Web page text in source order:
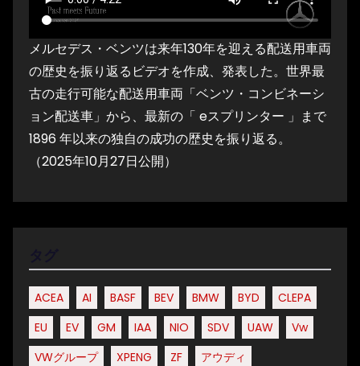
メルセデス・ベンツは来年130年を迎える配送用車両
の歴史を振り返るビデオを作成、発表した。世界最
古の走行可能な配送用車両「ベンツ・コンビネーシ
ョン配送車」から、最新の「 eスプリンター 」まで
1896 年以来の独自の成功の歴史を振り返る。
（2025年10月27日公開）
ACEA AI BASF BEV BMW BYD
CLEPA
EU
EV GM IAA NIO SDV UAW
Vw
VWグループ
XPENG ZF
アウディ